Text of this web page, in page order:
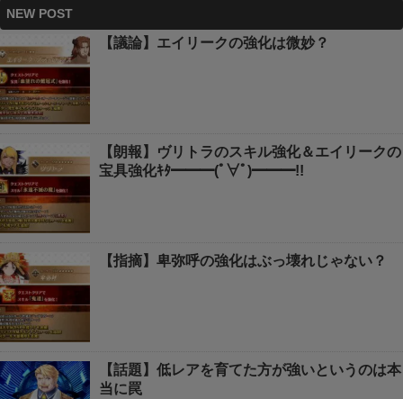
NEW POST
【議論】エイリークの強化は微妙？
【朗報】ヴリトラのスキル強化＆エイリークの
宝具強化ｷﾀ━━━(ﾟ∀ﾟ)━━━!!
【指摘】卑弥呼の強化はぶっ壊れじゃない？
【話題】低レアを育てた方が強いというのは本
当に罠